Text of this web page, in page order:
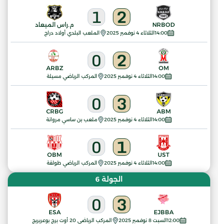
14:00الثلاثاء 4 نوفمبر 2025 الملعب البلدي أولاد دراج
NRBOD
2
1 م.راس الميعاد
14:00الثلاثاء 4 نوفمبر 2025 المركب الرياضي مسيلة
OM
2
0
ARBZ
14:00الثلاثاء 4 نوفمبر 2025 ملعب بن ساسي مروانة
ABM
3
0
CRBG
14:00الثلاثاء 4 نوفمبر 2025 المركب الرياضي طولقة
UST
1
0
OBM
الجولة 6
12:00السبت 8 نوفمبر 2025 المركب الرياضي 20 أوت برج بوعريريج
EJBBA
3
0
ESA